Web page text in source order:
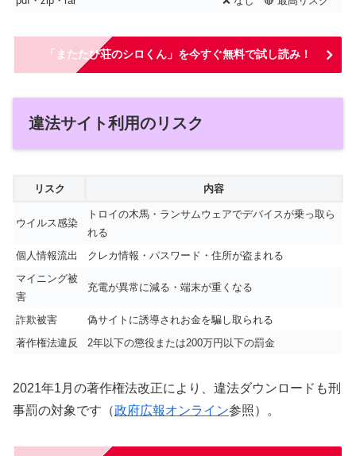
「またたび荘のシロくん」を今すぐ無料で試し読み！
違法サイト利用のリスク
リスク 内容
ウイルス感染
トロイの木馬・ランサムウェアでデバイスが乗っ取ら
れる
個人情報流出
クレカ情報・パスワード・住所が盗まれる
マイニング被
害
充電が異常に減る・端末が重くなる
詐欺被害
偽サイトに誘導されお金を騙し取られる
著作権法違反
2年以下の懲役または200万円以下の罰金
2021年1月の著作権法改正により、違法ダウンロードも刑
事罰の対象です（政府広報オンライン参照）。